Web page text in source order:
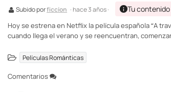
Subido porficcion · hace 3 años · Tu
Hoy se estrena en Netflix la película española “A
cuando llega el verano y se reencuentran,
Películas Románticas
Comentarios